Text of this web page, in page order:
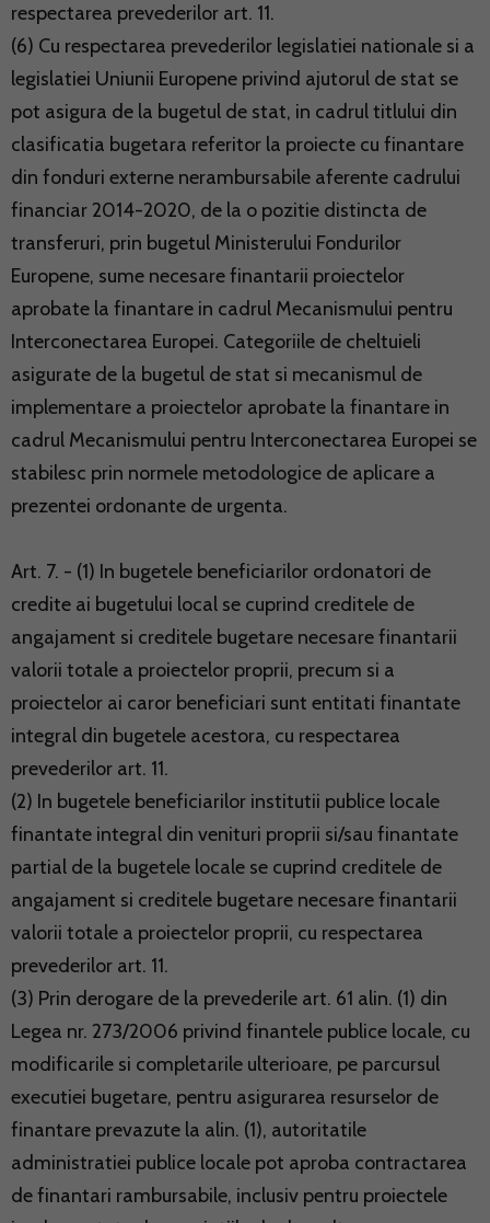
respectarea prevederilor art. 11.
(6) Cu respectarea prevederilor legislatiei nationale si a
legislatiei Uniunii Europene privind ajutorul de stat se
pot asigura de la bugetul de stat, in cadrul titlului din
clasificatia bugetara referitor la proiecte cu finantare
din fonduri externe nerambursabile aferente cadrului
financiar 2014-2020, de la o pozitie distincta de
transferuri, prin bugetul Ministerului Fondurilor
Europene, sume necesare finantarii proiectelor
aprobate la finantare in cadrul Mecanismului pentru
Interconectarea Europei. Categoriile de cheltuieli
asigurate de la bugetul de stat si mecanismul de
implementare a proiectelor aprobate la finantare in
cadrul Mecanismului pentru Interconectarea Europei se
stabilesc prin normele metodologice de aplicare a
prezentei ordonante de urgenta.
Art. 7. - (1) In bugetele beneficiarilor ordonatori de
credite ai bugetului local se cuprind creditele de
angajament si creditele bugetare necesare finantarii
valorii totale a proiectelor proprii, precum si a
proiectelor ai caror beneficiari sunt entitati finantate
integral din bugetele acestora, cu respectarea
prevederilor art. 11.
(2) In bugetele beneficiarilor institutii publice locale
finantate integral din venituri proprii si/sau finantate
partial de la bugetele locale se cuprind creditele de
angajament si creditele bugetare necesare finantarii
valorii totale a proiectelor proprii, cu respectarea
prevederilor art. 11.
(3) Prin derogare de la prevederile art. 61 alin. (1) din
Legea nr. 273/2006 privind finantele publice locale, cu
modificarile si completarile ulterioare, pe parcursul
executiei bugetare, pentru asigurarea resurselor de
finantare prevazute la alin. (1), autoritatile
administratiei publice locale pot aproba contractarea
de finantari rambursabile, inclusiv pentru proiectele